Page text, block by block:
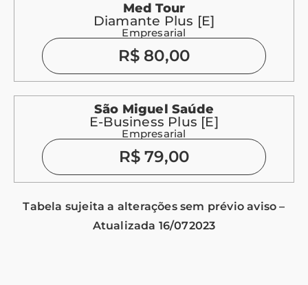
Med Tour
Diamante Plus [E]
Empresarial
R$ 80,00
São Miguel Saúde
E-Business Plus [E]
Empresarial
R$ 79,00
Tabela sujeita a alterações sem prévio aviso –
Atualizada 16/072023